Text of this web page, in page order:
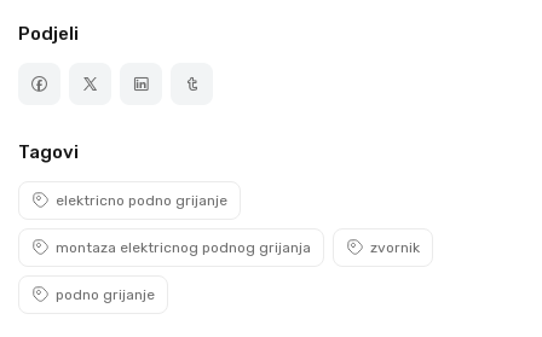
Podjeli
Tagovi
elektricno podno grijanje
montaza elektricnog podnog grijanja zvornik
podno grijanje